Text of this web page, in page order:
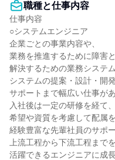
職種と仕事内容
仕事内容
○システムエンジニア
企業ごとの事業内容や、
業務を推進するために障害
解決するための業務システ
システムの提案・設計・開
サポートまで幅広い仕事があ
入社後は一定の研修を経て、
希望や資質を考慮して配属
経験豊富な先輩社員のサポ
上流工程から下流工程まで
活躍できるエンジニアに成